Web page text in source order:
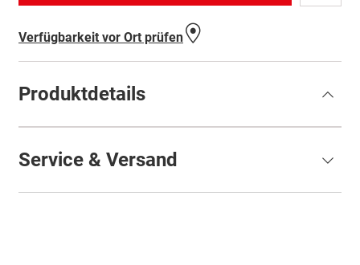
Verfügbarkeit vor Ort prüfen
Produktdetails
Service & Versand